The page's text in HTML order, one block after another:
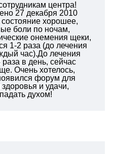
центра!
27 декабря 2010
хорошее,
боли по ночам,
онемения щеки,
1-2 раза (до лечения
час).До лечения
в день, сейчас
Очень хотелось,
форум для
и удачи,
духом!